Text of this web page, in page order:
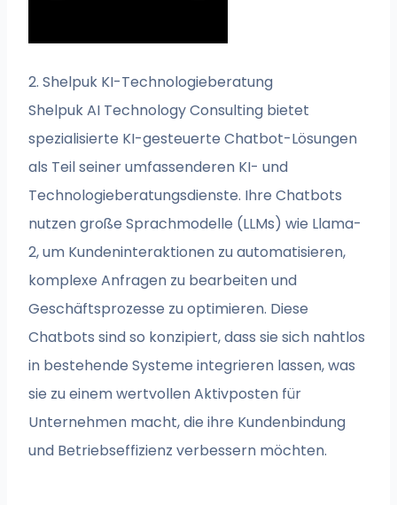
2. Shelpuk KI-Technologieberatung
Shelpuk AI Technology Consulting bietet
spezialisierte KI-gesteuerte Chatbot-Lösungen
als Teil seiner umfassenderen KI- und
Technologieberatungsdienste. Ihre Chatbots
nutzen große Sprachmodelle (LLMs) wie Llama-
2, um Kundeninteraktionen zu automatisieren,
komplexe Anfragen zu bearbeiten und
Geschäftsprozesse zu optimieren. Diese
Chatbots sind so konzipiert, dass sie sich nahtlos
in bestehende Systeme integrieren lassen, was
sie zu einem wertvollen Aktivposten für
Unternehmen macht, die ihre Kundenbindung
und Betriebseffizienz verbessern möchten.